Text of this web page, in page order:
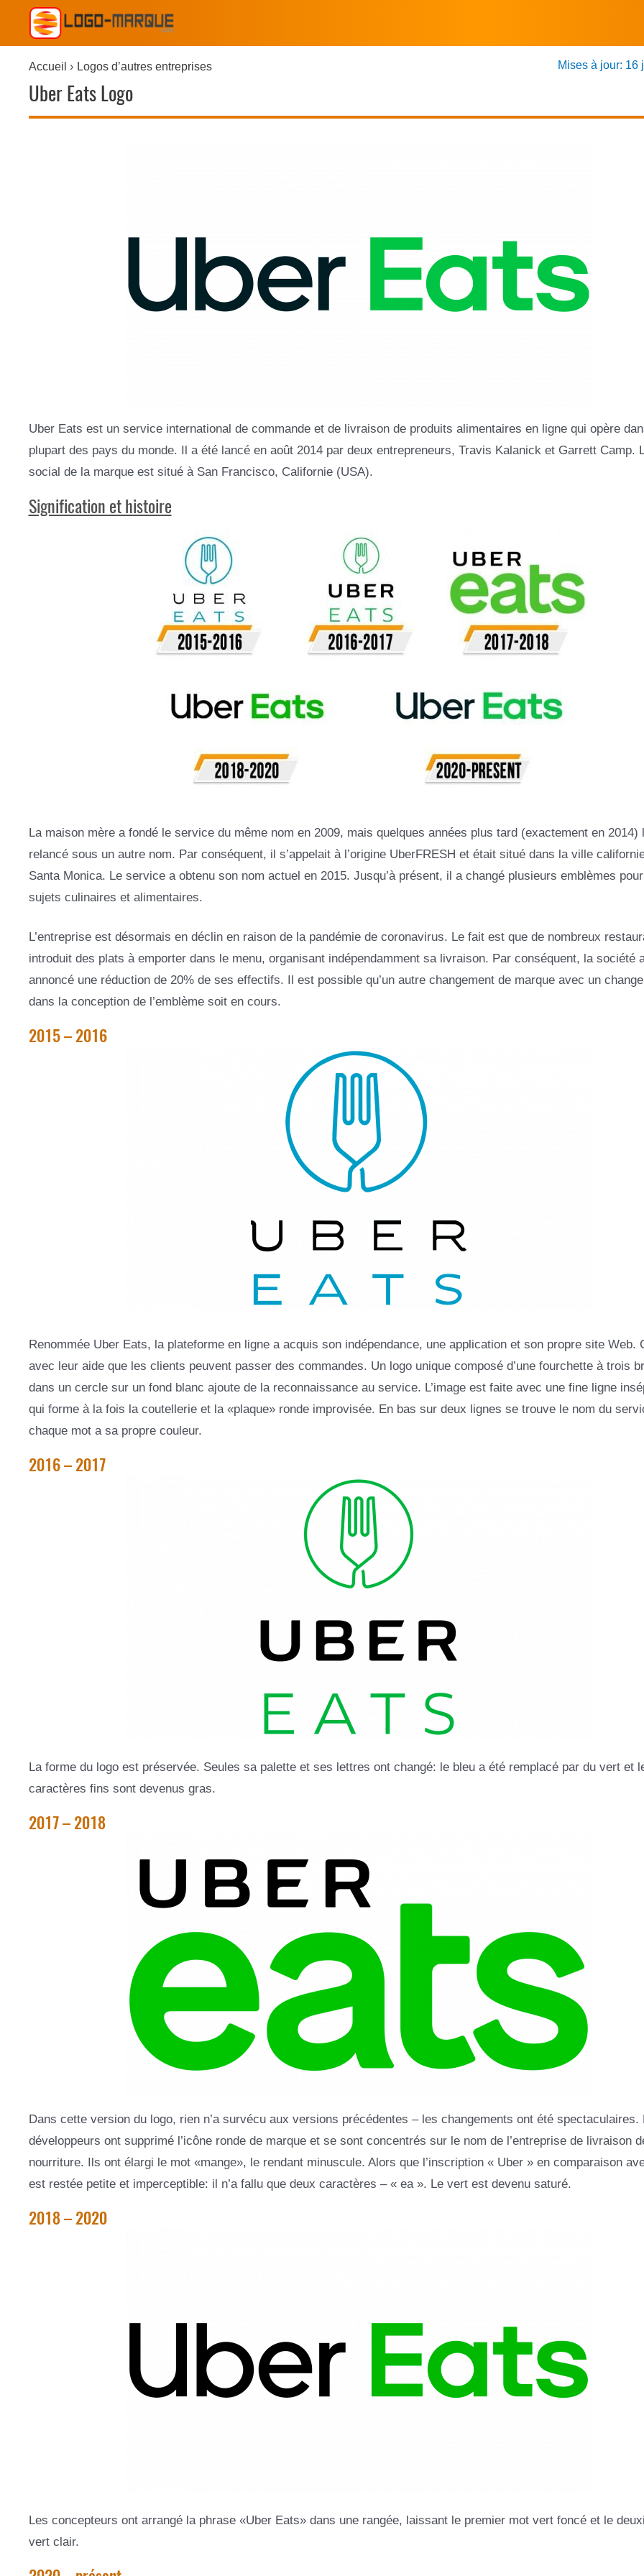
Accueil Logos d’autres entreprises
Uber Eats Logo
Mises à jour: 16
Uber Eats est un service international de commande et de livraison de produits alimentaires en ligne qui opère
plupart des pays du monde. Il a été lancé en août 2014 par deux entrepreneurs, Travis Kalanick et Garrett Camp.
social de la marque est situé à San Francisco, Californie (USA).
Signification et histoire
La maison mère a fondé le service du même nom en 2009, mais quelques années plus tard (exactement en 2014)
relancé sous un autre nom. Par conséquent, il s’appelait à l’origine UberFRESH et était situé dans la ville
Santa Monica. Le service a obtenu son nom actuel en 2015. Jusqu’à présent, il a changé plusieurs emblèmes
sujets culinaires et alimentaires.
L’entreprise est désormais en déclin en raison de la pandémie de coronavirus. Le fait est que de nombreux
introduit des plats à emporter dans le menu, organisant indépendamment sa livraison. Par conséquent, la société
annoncé une réduction de 20% de ses effectifs. Il est possible qu’un autre changement de marque avec un
dans la conception de l’emblème soit en cours.
2015 – 2016
Renommée Uber Eats, la plateforme en ligne a acquis son indépendance, une application et son propre site Web.
avec leur aide que les clients peuvent passer des commandes. Un logo unique composé d’une fourchette à trois
dans un cercle sur un fond blanc ajoute de la reconnaissance au service. L’image est faite avec une fine ligne
qui forme à la fois la coutellerie et la «plaque» ronde improvisée. En bas sur deux lignes se trouve le nom du
chaque mot a sa propre couleur.
2016 – 2017
La forme du logo est préservée. Seules sa palette et ses lettres ont changé: le bleu a été remplacé par du vert et
caractères fins sont devenus gras.
2017 – 2018
Dans cette version du logo, rien n’a survécu aux versions précédentes – les changements ont été spectaculaires.
développeurs ont supprimé l’icône ronde de marque et se sont concentrés sur le nom de l’entreprise de livraison
nourriture. Ils ont élargi le mot «mange», le rendant minuscule. Alors que l’inscription « Uber » en comparaison
est restée petite et imperceptible: il n’a fallu que deux caractères – « ea ». Le vert est devenu saturé.
2018 – 2020
Les concepteurs ont arrangé la phrase «Uber Eats» dans une rangée, laissant le premier mot vert foncé et le
vert clair.